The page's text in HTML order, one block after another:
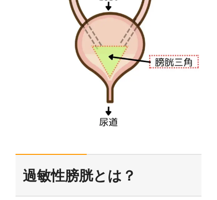
過敏性膀胱とは？